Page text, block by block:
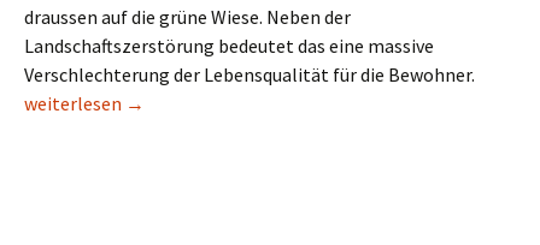
draussen auf die grüne Wiese. Neben der
Landschaftszerstörung bedeutet das eine massive
Verschlechterung der Lebensqualität für die Bewohner.
Einkaufswege …
weiterlesen →